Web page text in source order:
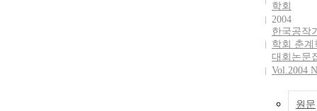
학회
2004
한국공작
학회 춘계
대회논문
Vol.2004
원문